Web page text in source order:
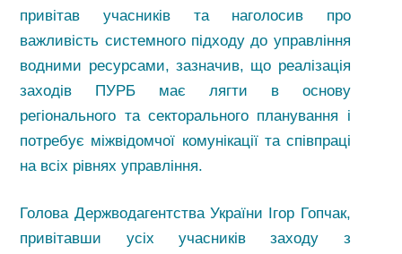
привітав учасників та наголосив про
важливість системного підходу до управління
водними ресурсами, зазначив, що реалізація
заходів ПУРБ має лягти в основу
регіонального та секторального планування і
потребує міжвідомчої комунікації та співпраці
на всіх рівнях управління.
Голова Держводагентства України Ігор Гопчак,
привітавши усіх учасників заходу з